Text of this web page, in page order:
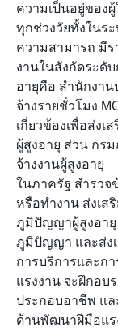
ความเป็นอยู่ของ
ทุกช่วงวัยทั้งในร
ความสามารถ มี
งานในสังกัดระดั
อายุคือ สำนักงาน
จ้างรายชั่วโมง
เกี่ยวข้องเพื่อส่ง
ผู้สูงอายุ ส่วน กร
จ้างงานผู้สูงอายุ
ในภาครัฐ สำรวจ
หรือทำงาน ส่งเส
ภูมิปัญญาผู้สูงอายุ
ภูมิปัญญา และส่ง
การบริการและก
แรงงาน จะฝึกอบ
ประกอบอาชีพ แล
ด้านพัฒนาฝีมือแร